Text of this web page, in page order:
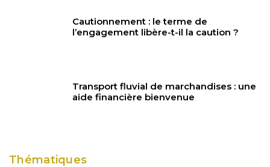
Cautionnement : le terme de
l’engagement libère-t-il la caution ?
Transport fluvial de marchandises : une
aide financière bienvenue
Thématiques